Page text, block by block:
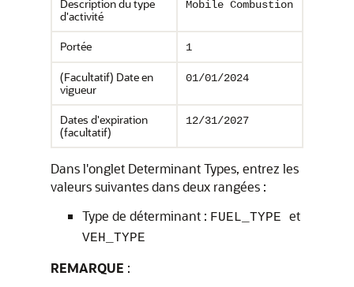
Description du type
d'activité
Mobile Combustion
Portée 1
(Facultatif) Date en
vigueur
01/01/2024
Dates d'expiration
(facultatif)
12/31/2027
Dans l'onglet Determinant Types, entrez les
valeurs suivantes dans deux rangées :
Type de déterminant : FUEL_TYPE et
VEH_TYPE
REMARQUE :